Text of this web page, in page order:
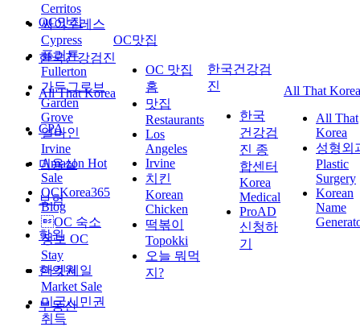
OC맛집
한국건강검진
All That Korea
CPA
미용실
보험
학원
한의원
부동산
Cerritos
싸이프레스
Cypress
플러튼
Fullerton
가든그로브
Garden
Grove
얼바인
Irvine
Amazon Hot
Sale
OCKorea365
Blog
OC 숙소
정보 OC
Stay
마켓세일
Market Sale
미국시민권
취득
OC맛집
OC 맛집
홈
맛집
Restaurants
Los
Angeles
Irvine
치킨
Korean
Chicken
떡볶이
Topokki
오늘 뭐먹
지?
한국건강검
진
한국
건강검
진 종
합센터
Korea
Medical
ProAD
신청하
기
All That Korea
All That
Korea
성형외
Plastic
Surgery
Korean
Name